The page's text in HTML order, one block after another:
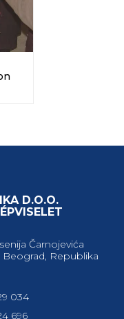
D.O.O.
Čarnojevića
Beograd, Republika
034
696